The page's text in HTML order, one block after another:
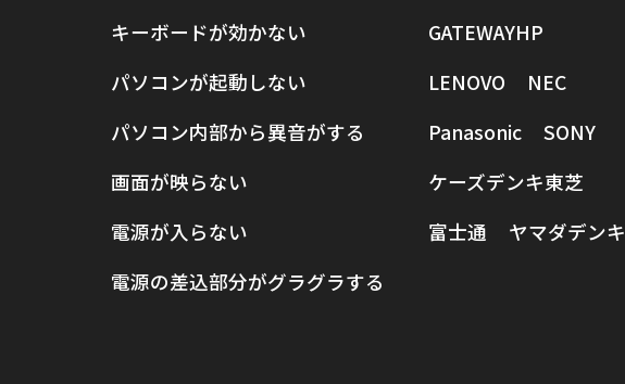
キーボードが効かない
パソコンが起動しない
パソコン内部から異音がする
画面が映らない
電源が入らない
電源の差込部分がグラグラする
GATEWAYHP
LENOVO
NEC
Panasonic
SONY
ケーズデンキ東芝
富士通
ヤマダデンキ